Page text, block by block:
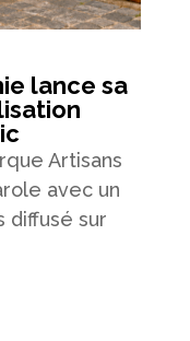
lance sa
Artisans
avec un
diffusé sur